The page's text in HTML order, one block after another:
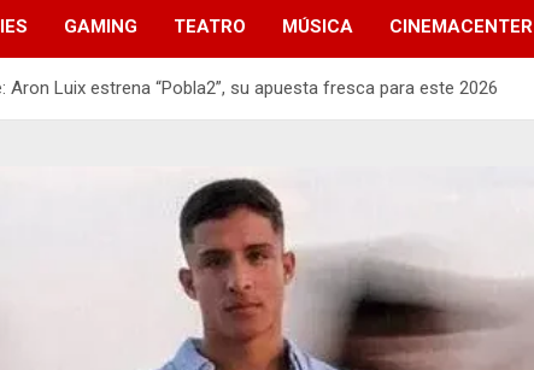
GAMING TEATRO MÚSICA CINEMACENTER
Aron Luix estrena “Pobla2”, su apuesta fresca para este 2026